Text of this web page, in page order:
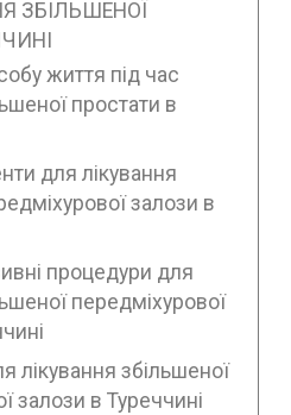
ЗБІЛЬШЕНОЇ
життя під час
простати в
для лікування
залози в
процедури для
передміхурової
лікування збільшеної
залози в Туреччині